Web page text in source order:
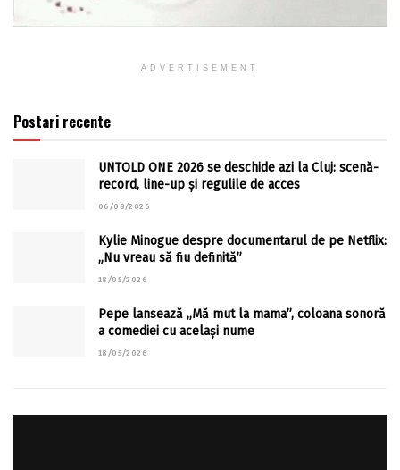
ADVERTISEMENT
Postari recente
UNTOLD ONE 2026 se deschide azi la Cluj: scenă-
record, line-up și regulile de acces
06/08/2026
Kylie Minogue despre documentarul de pe Netflix:
„Nu vreau să fiu definită”
18/05/2026
Pepe lansează „Mă mut la mama”, coloana sonoră
a comediei cu același nume
18/05/2026